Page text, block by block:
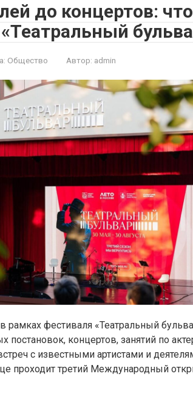
до концертов:
Общество Автор: admin
рамках фестиваля «Театральный
постановок, концертов, занятий по
с известными артистами и
проходит третий Международный